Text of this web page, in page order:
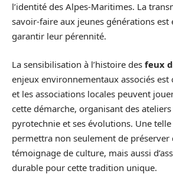
l’identité des Alpes-Maritimes. La
savoir-faire aux jeunes générations est
garantir leur pérennité.
La sensibilisation à l’histoire des feux
enjeux environnementaux associés est
et les associations locales peuvent
cette démarche, organisant des
pyrotechnie et ses évolutions. Une
permettra non seulement de
témoignage de culture, mais aussi
durable pour cette tradition unique.